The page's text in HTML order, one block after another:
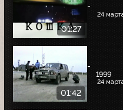
01:27
-
24
01:42
-
1999
24